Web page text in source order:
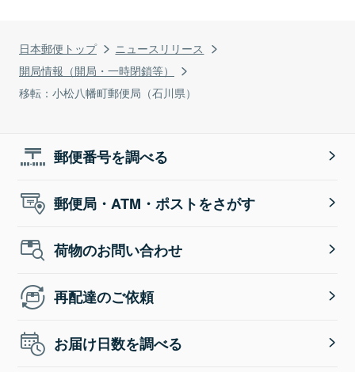
日本郵便トップ
ニュースリリース
開局情報（開局・一時閉鎖等）
移転：小松八幡町郵便局（石川県）
郵便番号を調べる
郵便局・ATM・ポストをさがす
荷物のお問い合わせ
再配達のご依頼
お届け日数を調べる